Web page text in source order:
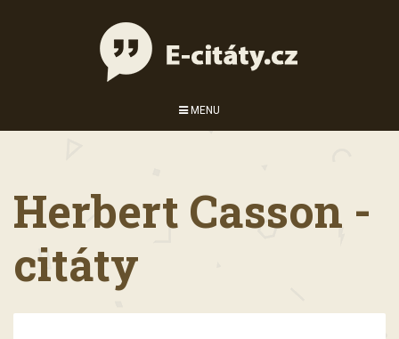
MENU
Herbert Casson -
citáty